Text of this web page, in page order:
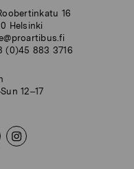
16
Helsinki
(0)45 883 3716
12–17